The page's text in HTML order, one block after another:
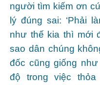
người tìm kiếm ơn
lý đúng sai: ‘Phải
như thế kia thì mới
sao dân chúng
đốc cũng giống
độ trong việc